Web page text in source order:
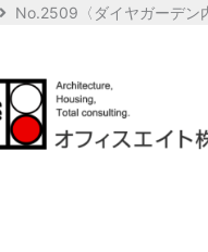
No.2509〈ダイヤガーデン